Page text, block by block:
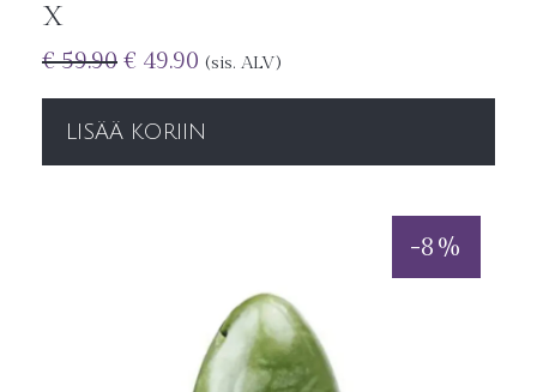
X
€59.90 € 49.90 (sis. ALV)
LISÄÄ KORIIN
-8%